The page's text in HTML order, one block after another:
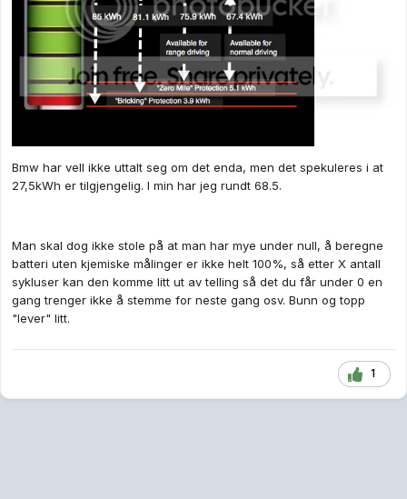
Bmw har vell ikke uttalt seg om det enda, men det spekuleres i at
27,5kWh er tilgjengelig. I min har jeg rundt 68.5.
Man skal dog ikke stole på at man har mye under null, å beregne
batteri uten kjemiske målinger er ikke helt 100%, så etter X antall
sykluser kan den komme litt ut av telling så det du får under 0 en
gang trenger ikke å stemme for neste gang osv. Bunn og topp
"lever" litt.
1